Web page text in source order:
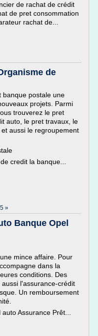
de rachat de crédit
de pret consommation
rachat de...
de
banque postale une
projets. Parmi
trouverez le pret
auto, le pret travaux, le
aussi le regroupement
credit la banque...
»
Banque Opel
mince affaire. Pour
dans la
conditions. Des
l'assurance-crédit
Un remboursement
Assurance Prêt...